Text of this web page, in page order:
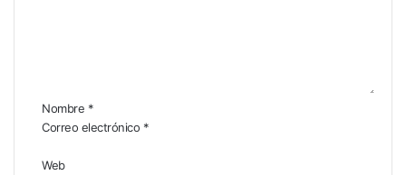
i
o
Nombre *
Correo electrónico *
Web